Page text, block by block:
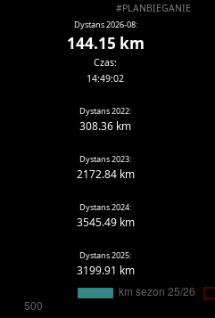
#PLANBIEGANIE
Dystans 2026-08:
144.15 km
Czas:
14:49:02
Dystans 2022:
308.36 km
Dystans 2023:
2172.84 km
Dystans 2024:
3545.49 km
Dystans 2025:
3199.91 km